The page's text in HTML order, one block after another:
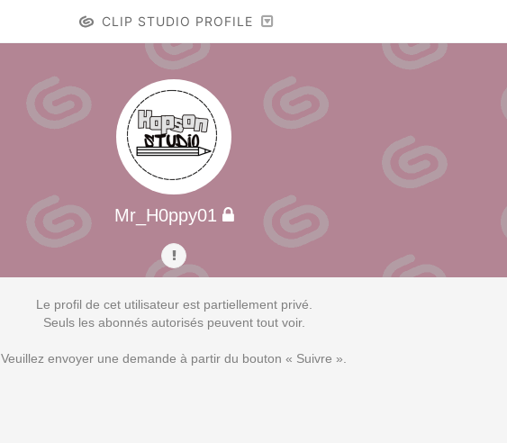
CLIP STUDIO PROFILE
Mr_H0ppy01
Le profil de cet utilisateur est partiellement privé.
Seuls les abonnés autorisés peuvent tout voir.
Veuillez envoyer une demande à partir du bouton « Suivre ».